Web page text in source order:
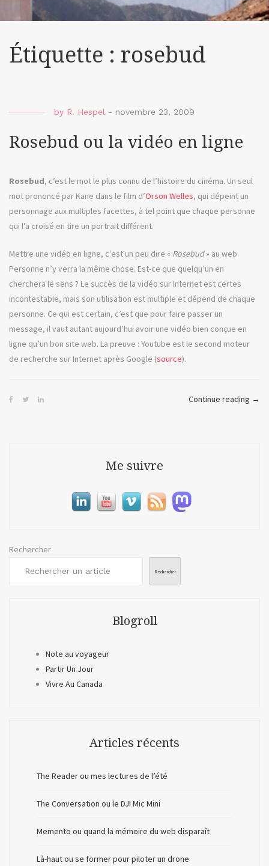
Étiquette : rosebud
by R. Hespel - novembre 23, 2009
Rosebud ou la vidéo en ligne
Rosebud, c’est le mot le plus connu de l’histoire du cinéma. Un seul
mot prononcé par Kane dans le film d’Orson Welles, qui dépeint un
personnage aux multiples facettes, à tel point que chaque personne
qui l’a croisé en tire un portrait différent.
Mettre une vidéo en ligne, c’est un peu dire « Rosebud» au web.
Personne n’y verra la même chose. Est-ce que quelqu’un en
cherchera le sens ? Le succès de la vidéo sur Internet est certes
incontestable, mais son utilisation est multiple et dépend de chaque
personne. Ce qui est certain, c’est que pour faire passer un
message, il vaut autant aujourd’hui avoir une vidéo bien conçue en
ligne qu’un bon site web. La preuve : Youtube est le second moteur
de recherche sur Internet après Google (source).
Continue reading «
→
Me suivre
Rechercher
Rechercher
Blogroll
Note au voyageur
Partir Un Jour
Vivre Au Canada
Articles récents
The Reader ou mes lectures de l’été
The Conversation ou le DJI Mic Mini
Memento ou quand la mémoire du web disparaît
Là-haut ou se former pour piloter un drone